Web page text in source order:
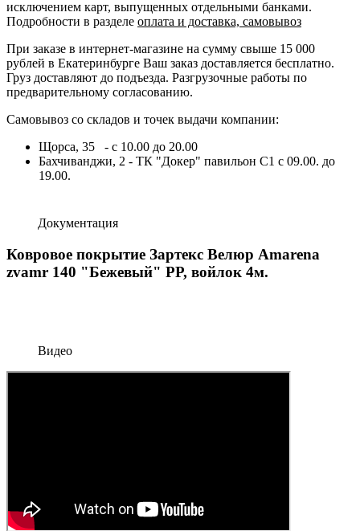
исключением карт, выпущенных отдельными банками.
Подробности в разделе оплата и доставка, самовывоз
При заказе в интернет-магазине на сумму свыше 15 000
рублей в Екатеринбурге Ваш заказ доставляется бесплатно.
Груз доставляют до подъезда. Разгрузочные работы по
предварительному согласованию.
Самовывоз со складов и точек выдачи компании:
Щорса, 35 - с 10.00 до 20.00
Бахчиванджи, 2 - ТК "Докер" павильон С1 с 09.00. до
19.00.
Документация
Ковровое покрытие Зартекс Велюр Amarena
zvamr 140 "Бежевый" PP, войлок 4м.
Видео